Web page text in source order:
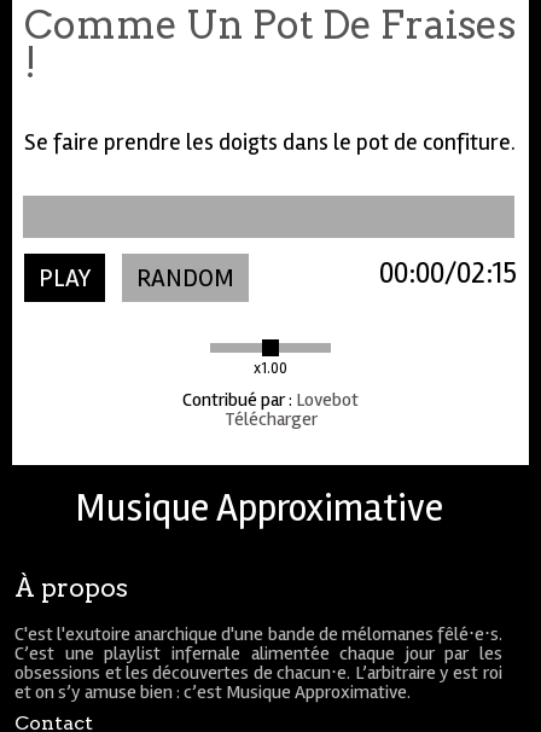
Comme Un Pot De Fraises
!
Se faire prendre les doigts dans le pot de confiture.
PLAY RANDOM
x1.00
02:15
00:00
Contribué par: Lovebot
Télécharger
Musique Approximative
À propos
C'est l'exutoire anarchique d'une bande de mélomanes fêlé⋅e⋅s.
C’est une playlist infernale alimentée chaque jour par les
obsessions et les découvertes de chacun⋅e. L’arbitraire y est roi
et on s’y amuse bien : c’est Musique Approximative.
Contact